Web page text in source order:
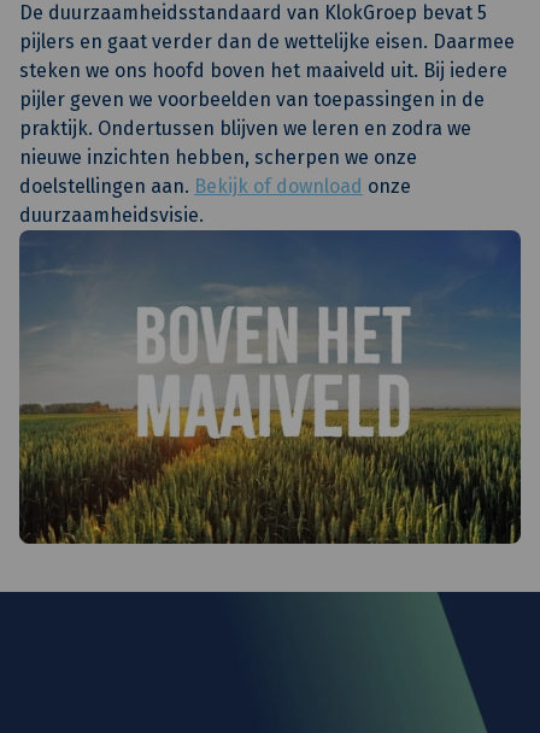
De duurzaamheidsstandaard van KlokGroep bevat 5
pijlers en gaat verder dan de wettelijke eisen. Daarmee
steken we ons hoofd boven het maaiveld uit. Bij iedere
pijler geven we voorbeelden van toepassingen in de
praktijk. Ondertussen blijven we leren en zodra we
nieuwe inzichten hebben, scherpen we onze
doelstellingen aan. Bekijk of download onze
duurzaamheidsvisie.